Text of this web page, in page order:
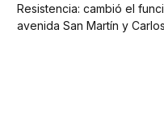
Resistencia: cambió el
avenida San Martín y